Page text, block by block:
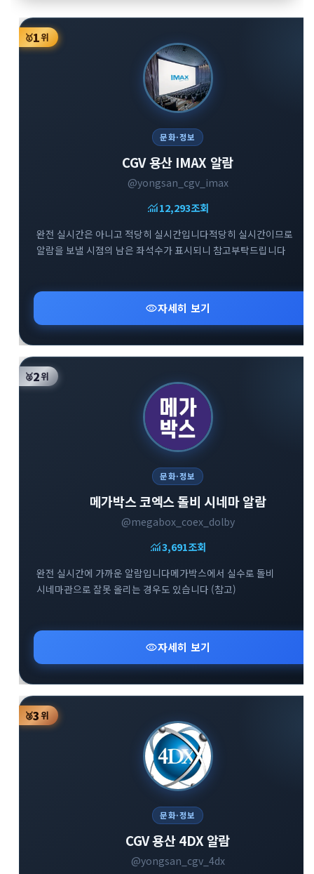
🥇1위
문화·정보
CGV 용산 IMAX 알람
@yongsan_cgv_imax
monitoring12,293조회
완전 실시간은 아니고 적당히 실시간입니다적당히 실시간이므로
알람을 보낼 시점의 남은 좌석수가 표시되니 참고부탁드립니다
visibility자세히 보기
🥈2위
문화·정보
메가박스 코엑스 돌비 시네마 알람
@megabox_coex_dolby
monitoring3,691조회
완전 실시간에 가까운 알람입니다메가박스에서 실수로 돌비
시네마관으로 잘못 올리는 경우도 있습니다 (참고)
visibility자세히 보기
🥉3위
문화·정보
CGV 용산 4DX 알람
@yongsan_cgv_4dx